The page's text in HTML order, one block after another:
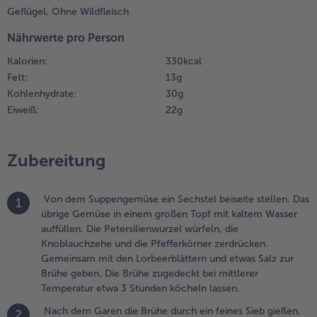
durch
dann
und
restliche
die
ziehen
noch
Backofen auf
°C
Geflügel, Ohne Wildfleisch
Nährwerte pro Person
Kalorien:
330 kcal
Fett:
13 g
Kohlenhydrate:
30 g
Eiweiß:
22 g
Zubereitung
1
Von dem Suppengemüse ein Sechstel beiseite stellen. Das
übrige Gemüse in einem großen Topf mit kaltem Wasser
auffüllen. Die Petersilienwurzel würfeln, die
Knoblauchzehe und die Pfefferkörner zerdrücken.
Gemeinsam mit den Lorbeerblättern und etwas Salz zur
Brühe geben. Die Brühe zugedeckt bei mittlerer
Temperatur etwa 3 Stunden köcheln lassen.
Nach dem Garen die Brühe durch ein feines Sieb gießen,